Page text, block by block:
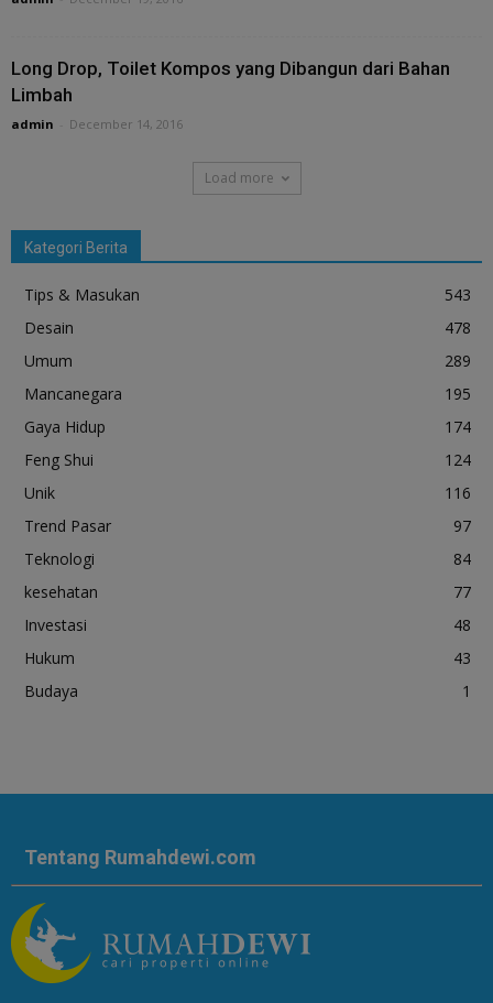
Long Drop, Toilet Kompos yang Dibangun dari Bahan
Limbah
admin December 14, 2016
Load more
Kategori Berita
Tips & Masukan
543
Desain
478
Umum
289
Mancanegara
195
Gaya Hidup
174
Feng Shui
124
Unik
116
Trend Pasar
97
Teknologi
84
kesehatan
77
Investasi
48
Hukum
43
Budaya
1
Tentang Rumahdewi.com